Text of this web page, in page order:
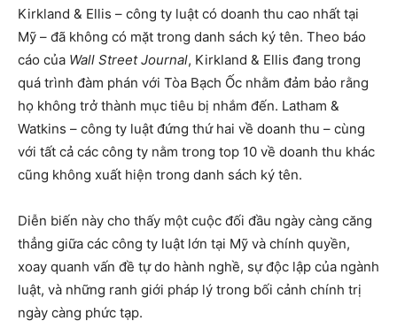
Kirkland & Ellis – công ty luật có doanh thu cao nhất tại
Mỹ – đã không có mặt trong danh sách ký tên. Theo báo
cáo của Wall Street Journal, Kirkland & Ellis đang trong
quá trình đàm phán với Tòa Bạch Ốc nhằm đảm bảo rằng
họ không trở thành mục tiêu bị nhắm đến. Latham &
Watkins – công ty luật đứng thứ hai về doanh thu – cùng
với tất cả các công ty nằm trong top 10 về doanh thu khác
cũng không xuất hiện trong danh sách ký tên.
Diễn biến này cho thấy một cuộc đối đầu ngày càng căng
thẳng giữa các công ty luật lớn tại Mỹ và chính quyền,
xoay quanh vấn đề tự do hành nghề, sự độc lập của ngành
luật, và những ranh giới pháp lý trong bối cảnh chính trị
ngày càng phức tạp.